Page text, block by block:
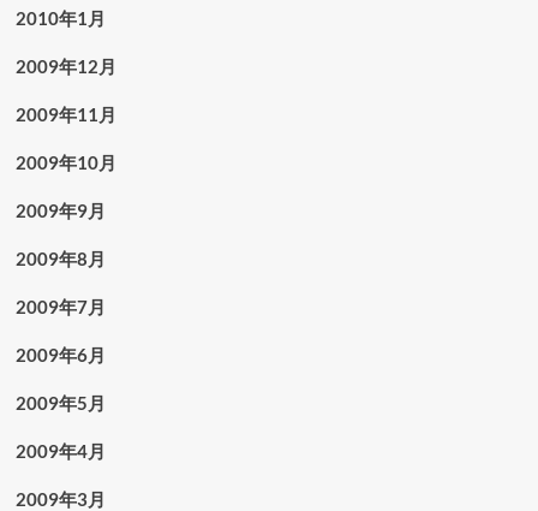
2010年1月
2009年12月
2009年11月
2009年10月
2009年9月
2009年8月
2009年7月
2009年6月
2009年5月
2009年4月
2009年3月